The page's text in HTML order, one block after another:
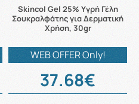
Skincol Gel 25% Υγρή Γέλη
Σουκραλφάτης για Δερματική
Χρήση, 30gr
WEB OFFER Only!
37.68€